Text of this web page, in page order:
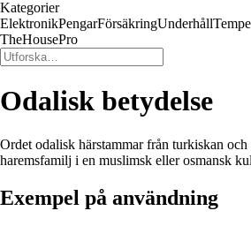
Kategorier
ElektronikPengarFörsäkringUnderhåll
TheHousePro
Odalisk betydelse
Ordet odalisk härstammar från turkiskan
haremsfamilj i en muslimsk eller osmansk
Exempel på användning